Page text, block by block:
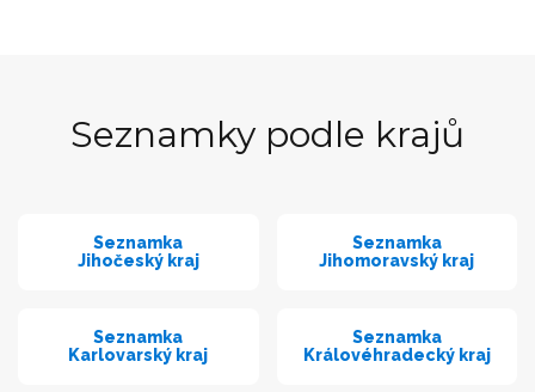
Seznamky podle krajů
Seznamka
Jihočeský kraj
Seznamka
Jihomoravský kraj
Seznamka
Karlovarský kraj
Seznamka
Královéhradecký kraj